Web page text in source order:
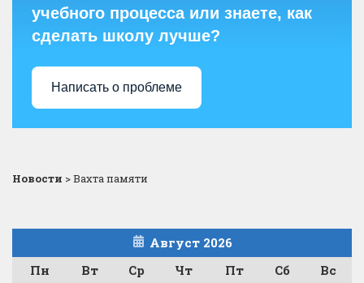
учебного процесса или знаете, как
сделать школу лучше?
Написать о проблеме
Новости >Вахта памяти
Август 2026
Пн
Вт Ср Чт Пт Сб
Вс